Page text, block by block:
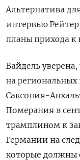
Альтернатива
интервью
планы прихода ‌к
Вайдель
на
Саксония-
Померания в
трамплином к
Германии на
которые должны